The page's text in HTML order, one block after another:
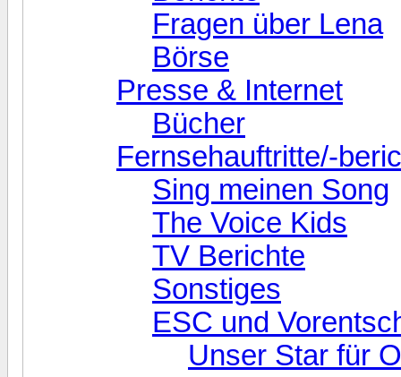
Fragen über Lena
Börse
Presse & Internet
Bücher
Fernsehauftritte/-
Sing meinen Song
The Voice Kids
TV Berichte
Sonstiges
ESC und
Unser Star für